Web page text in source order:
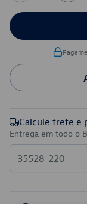
Calcule frete e
Entrega em todo o